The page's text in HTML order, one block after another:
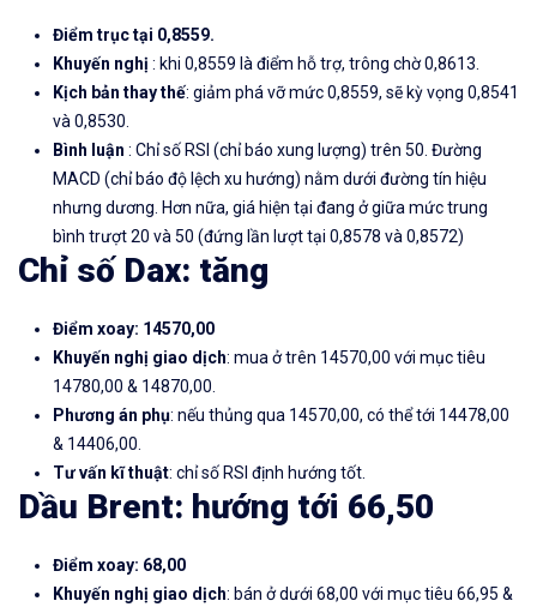
Điểm trục tại 0,8559.
Khuyến nghị : khi 0,8559 là điểm hỗ trợ, trông chờ 0,8613.
Kịch bản thay thế: giảm phá vỡ mức 0,8559, sẽ kỳ vọng 0,8541
và 0,8530.
Bình luận : Chỉ số RSI (chỉ báo xung lượng) trên 50. Đường
MACD (chỉ báo độ lệch xu hướng) nằm dưới đường tín hiệu
nhưng dương. Hơn nữa, giá hiện tại đang ở giữa mức trung
bình trượt 20 và 50 (đứng lần lượt tại 0,8578 và 0,8572)
Chỉ số Dax: tăng
Điểm xoay: 14570,00
Khuyến nghị giao dịch: mua ở trên 14570,00 với mục tiêu
14780,00 & 14870,00.
Phương án phụ: nếu thủng qua 14570,00, có thể tới 14478,00
& 14406,00.
Tư vấn kĩ thuật: chỉ số RSI định hướng tốt.
Dầu Brent: hướng tới 66,50
Điểm xoay: 68,00
Khuyến nghị giao dịch: bán ở dưới 68,00 với mục tiêu 66,95 &